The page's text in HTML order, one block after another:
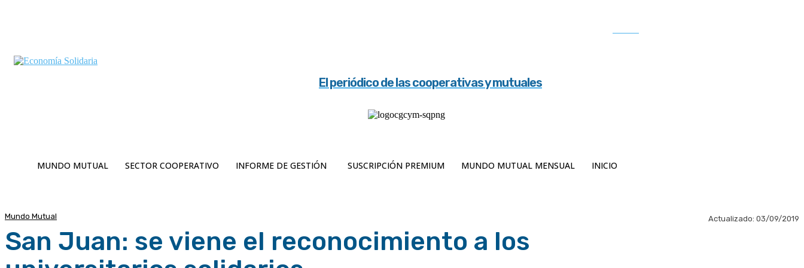
El periódico de las cooperativas y mutuales
MUNDO MUTUAL SECTOR COOPERATIVO INFORME DE GESTIÓN SUSCRIPCIÓN PREMIUM MUNDO MUTUAL MENSUAL INICIO
Mundo Mutual Actualizado: 03/09/2019
San Juan: se viene el reconocimiento a los